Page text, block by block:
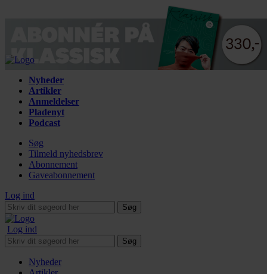
Nyheder
Artikler
Anmeldelser
Pladenyt
Podcast
Søg
Tilmeld nyhedsbrev
Abonnement
Gaveabonnement
Log ind
Søg
Log ind
Søg
Nyheder